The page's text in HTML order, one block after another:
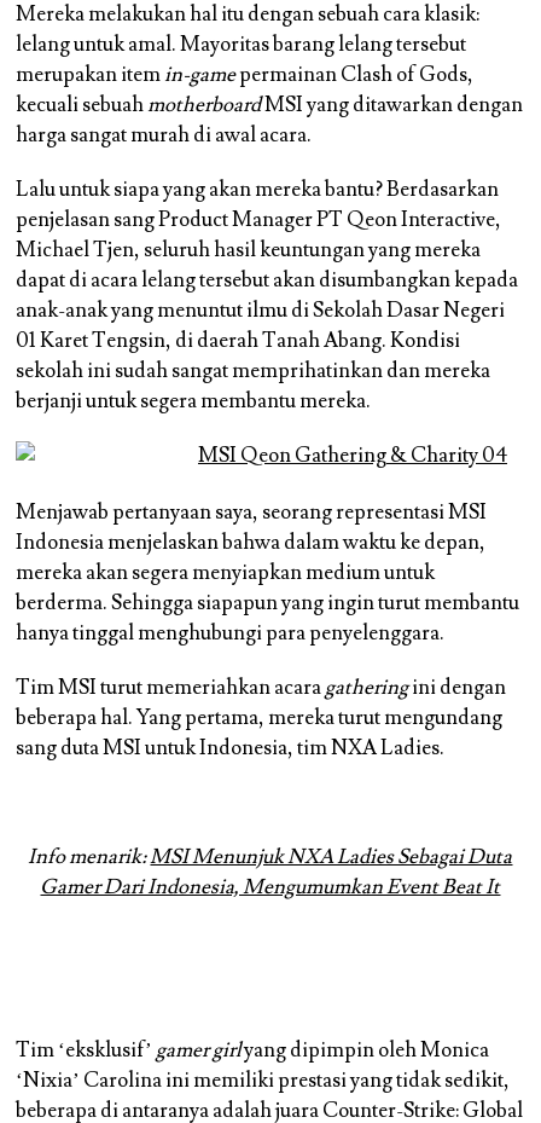
Mereka melakukan hal itu dengan sebuah cara klasik:
lelang untuk amal. Mayoritas barang lelang tersebut
merupakan itemin-gamepermainan Clash of Gods,
kecuali sebuahmotherboardMSI yang ditawarkan dengan
harga sangat murah di awal acara.
Lalu untuk siapa yang akan mereka bantu? Berdasarkan
penjelasan sang Product Manager PT Qeon Interactive,
Michael Tjen, seluruh hasil keuntungan yang mereka
dapat di acara lelang tersebut akan disumbangkan kepada
anak-anak yang menuntut ilmu di Sekolah Dasar Negeri
01 Karet Tengsin, di daerah Tanah Abang. Kondisi
sekolah ini sudah sangat memprihatinkan dan mereka
berjanji untuk segera membantu mereka.
Menjawab pertanyaan saya, seorang representasi MSI
Indonesia menjelaskan bahwa dalam waktu ke depan,
mereka akan segera menyiapkan medium untuk
berderma. Sehingga siapapun yang ingin turut membantu
hanya tinggal menghubungi para penyelenggara.
Tim MSI turut memeriahkan acaragatheringini dengan
beberapa hal. Yang pertama, mereka turut mengundang
sang duta MSI untuk Indonesia, tim NXA Ladies.
Info menarik:MSI Menunjuk NXA Ladies Sebagai Duta
Gamer Dari Indonesia, Mengumumkan Event Beat It
Tim ‘eksklusif’ gamer girlyang dipimpin oleh Monica
‘Nixia’ Carolina ini memiliki prestasi yang tidak sedikit,
beberapa di antaranya adalah juara Counter-Strike: Global